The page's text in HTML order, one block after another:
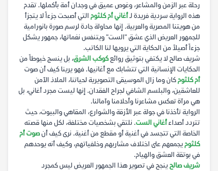
رحلة عبر الزمن والمشاعر، وغوص عميق في وجدان أمة بأكملها. تقدم
هذه الرواية سردية فريدة لـأغاني أم كلثوم التي أصبحت جزءاً لا يتجزأ
من هويتنا المصرية والعربية. إنها محاولة جادة لرسم صورة بانورامية
للجمهور العريض الذي عشق "الست" ويتنفس نغماتها، جمهور يشكل
جزءاً أصيلاً من الحكاية التي يرويها لنا الكاتب.
شريف صالح لا يكتفي بتوثيق روائعكوكب الشرق، بل ينسج خيوطاً من
الحكايات الإنسانية التي تتشابك مع أغانيها. فهو يرينا كيف أن صوت
أم كلثومكان وما زال الموسيقى التصويرية لحياتنا، الملاذ الآمن
للعاشقين، والبلسم الشافي لجراح الفقدان. إنها ليست مجرد أغاني، بل
هي مرآة تعكس مشاعرنا وأحلامنا وآمالنا.
الرواية تأخذنا في جولة عبر الأزقة والشوارع، المقاهي والبيوت، حيث
تتردد أصداءأغاني الست. نلتقي بشخصيات مختلفة، لكل منها قصته
الخاصة التي تتجسد في أغنية أو مقطع من أغنية. نرى كيف أنصوت أم
كلثوميجمعهم على اختلاف مشاربهم وخلفياتهم، وكيف أنه يوحدهم
في بوتقة العشق والهيام.
شريف صالحينجح في تصوير هذا الجمهور العريض ليس كمجرد